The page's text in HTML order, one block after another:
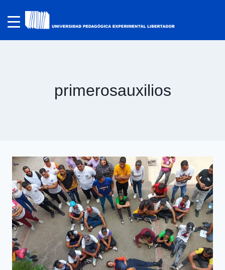
primerosauxilios